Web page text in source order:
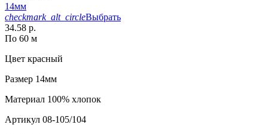
14мм
checkmark_alt_circleВыбрать
34.58 р.
По 60 м
Цвет красный
Размер 14мм
Материал 100% хлопок
Артикул 08-105/104